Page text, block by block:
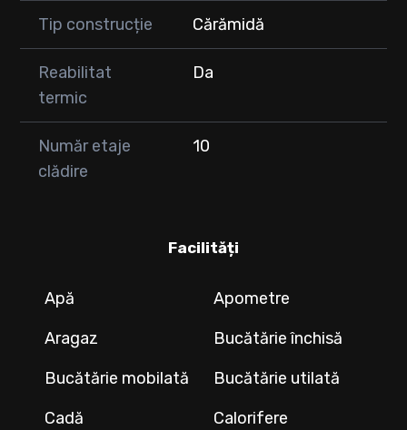
Tip construcție Cărămidă
Reabilitat
termic
Da
Număr etaje
clădire
10
Facilități
Apă
Apometre
Aragaz
Bucătărie închisă
Bucătărie mobilată
Bucătărie utilată
Cadă
Calorifere